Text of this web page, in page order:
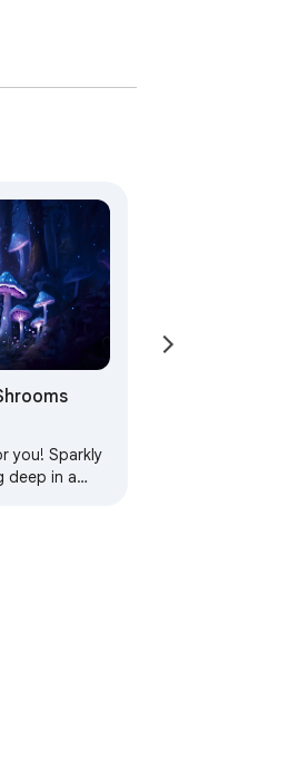
you! Sparkly
deep in a